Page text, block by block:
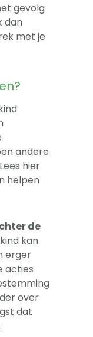
gevolg
dan
met je
andere
hier
helpen
de
kan
erger
acties
over
dat